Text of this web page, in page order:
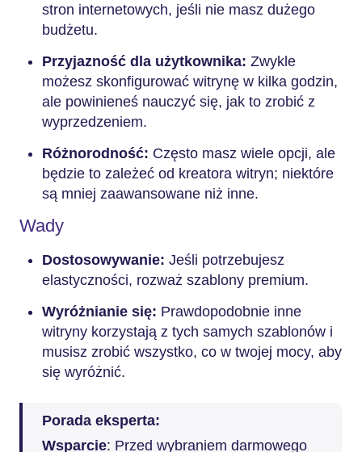
stron internetowych, jeśli nie masz dużego
budżetu.
Przyjazność dla użytkownika: Zwykle
możesz skonfigurować witrynę w kilka godzin,
ale powinieneś nauczyć się, jak to zrobić z
wyprzedzeniem.
Różnorodność: Często masz wiele opcji, ale
będzie to zależeć od kreatora witryn; niektóre
są mniej zaawansowane niż inne.
Wady
Dostosowywanie: Jeśli potrzebujesz
elastyczności, rozważ szablony premium.
Wyróżnianie się: Prawdopodobnie inne
witryny korzystają z tych samych szablonów i
musisz zrobić wszystko, co w twojej mocy, aby
się wyróżnić.
Porada eksperta:
Wsparcie: Przed wybraniem darmowego